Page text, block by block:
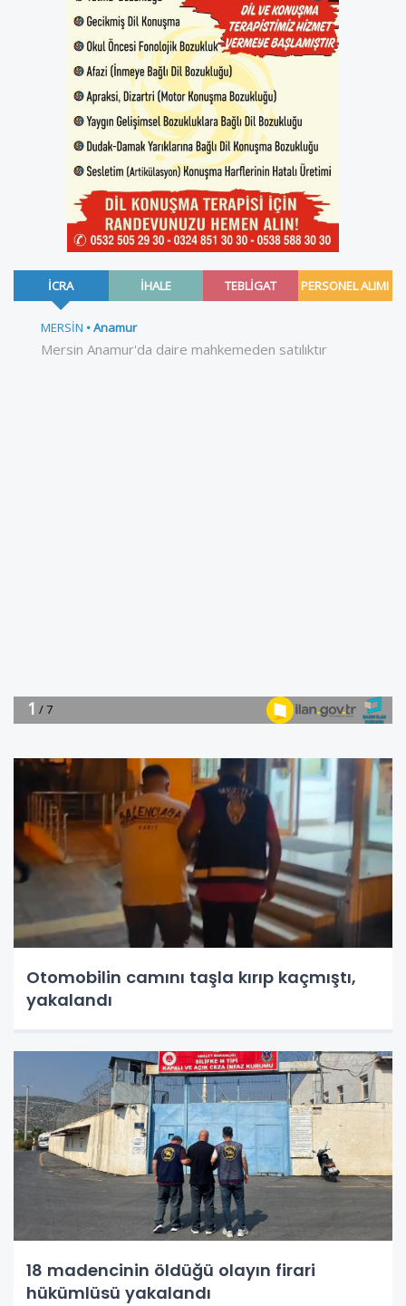
Otomobilin camını taşla kırıp kaçmıştı,
yakalandı
18 madencinin öldüğü olayın firari
hükümlüsü yakalandı